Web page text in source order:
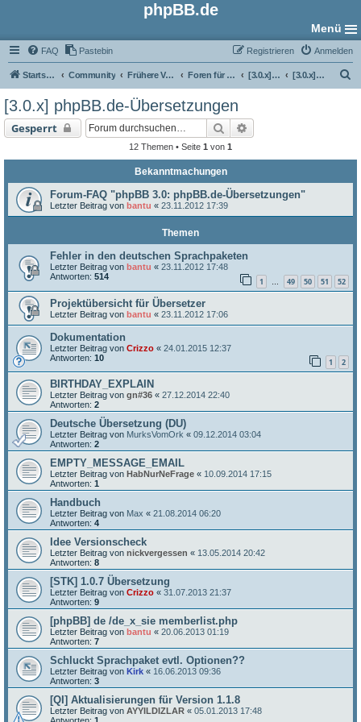
phpBB.de
Menü
FAQ Pastebin Anmelden
Registrieren
Startseite Community Frühere Versionen Foren für phpBB 3.0 [3.0.x] Übersetzungs-Foren [3.0.x] phpBB.de-Übersetzungen
[3.0.x] phpBB.de-Übersetzungen
Gesperrt Suche
12 Themen • Seite 1 von 1
Bekanntmachungen
Forum-FAQ "phpBB 3.0: phpBB.de-Übersetzungen"
Letzter Beitrag von bantu « 23.11.2012 17:39
Themen
Fehler in den deutschen Sprachpaketen
Letzter Beitrag von bantu « 23.11.2012 17:48
Antworten: 514 1 … 49 50 51 52
Projektübersicht für Übersetzer
Letzter Beitrag von bantu « 23.11.2012 17:06
Dokumentation
Letzter Beitrag von Crizzo « 24.01.2015 12:37
Antworten: 10 1 2
BIRTHDAY_EXPLAIN
Letzter Beitrag von gn#36 « 27.12.2014 22:40
Antworten: 2
Deutsche Übersetzung (DU)
Letzter Beitrag von MurksVomOrk « 09.12.2014 03:04
Antworten: 2
EMPTY_MESSAGE_EMAIL
Letzter Beitrag von HabNurNeFrage « 10.09.2014 17:15
Antworten: 1
Handbuch
Letzter Beitrag von Max « 21.08.2014 06:20
Antworten: 4
Idee Versionscheck
Letzter Beitrag von nickvergessen « 13.05.2014 20:42
Antworten: 8
[STK] 1.0.7 Übersetzung
Letzter Beitrag von Crizzo « 31.07.2013 21:37
Antworten: 9
[phpBB] de /de_x_sie memberlist.php
Letzter Beitrag von bantu « 20.06.2013 01:19
Antworten: 7
Schluckt Sprachpaket evtl. Optionen??
Letzter Beitrag von Kirk « 16.06.2013 09:36
Antworten: 3
[QI] Aktualisierungen für Version 1.1.8
Letzter Beitrag von AYYILDIZLAR « 05.01.2013 17:48